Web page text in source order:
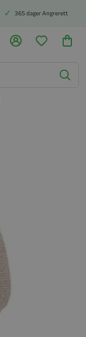
365 dager Angrerett